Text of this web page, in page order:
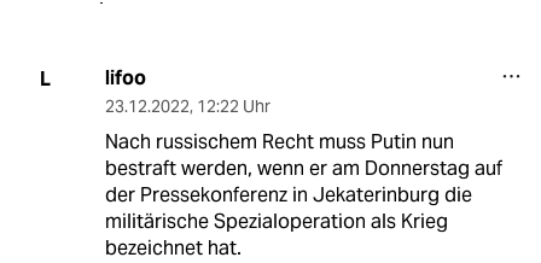
L lifoo
23.12.2022, 12:22 Uhr
Nach russischem Recht muss Putin nun
bestraft werden, wenn er am Donnerstag auf
der Pressekonferenz in Jekaterinburg die
militärische Spezialoperation als Krieg
bezeichnet hat.